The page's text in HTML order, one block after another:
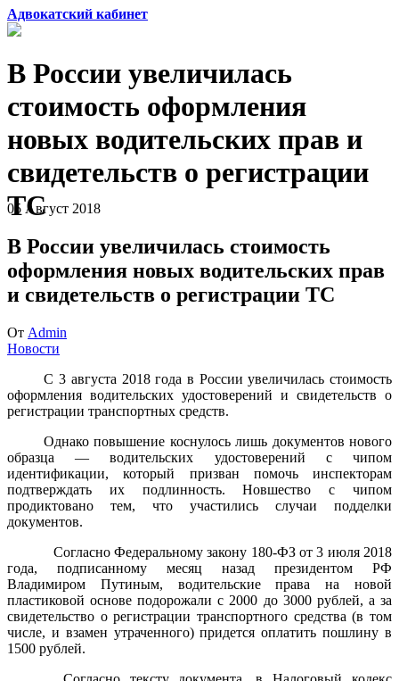
Адвокатский кабинет
В России увеличилась
стоимость оформления
новых водительских прав и
свидетельств о регистрации
ТС
05 Август 2018
В России увеличилась стоимость
оформления новых водительских прав
и свидетельств о регистрации ТС
От Admin
Новости
С 3 августа 2018 года в России увеличилась стоимость
оформления водительских удостоверений и свидетельств о
регистрации транспортных средств.
Однако повышение коснулось лишь документов нового
образца — водительских удостоверений с чипом
идентификации, который призван помочь инспекторам
подтверждать их подлинность. Новшество с чипом
продиктовано тем, что участились случаи подделки
документов.
Согласно Федеральному закону 180-ФЗ от 3 июля 2018
года, подписанному месяц назад президентом РФ
Владимиром Путиным, водительские права на новой
пластиковой основе подорожали с 2000 до 3000 рублей, а за
свидетельство о регистрации транспортного средства (в том
числе, и взамен утраченного) придется оплатить пошлину в
1500 рублей.